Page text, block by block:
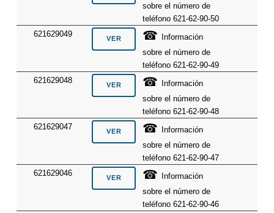
sobre el número de
teléfono 621-62-90-50
621629049
☎
Información
sobre el número de
teléfono 621-62-90-49
621629048
☎
Información
sobre el número de
teléfono 621-62-90-48
621629047
☎
Información
sobre el número de
teléfono 621-62-90-47
621629046
☎
Información
sobre el número de
teléfono 621-62-90-46